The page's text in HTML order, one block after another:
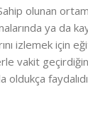
olunan
ya da
izlemek için
vakit
oldukça